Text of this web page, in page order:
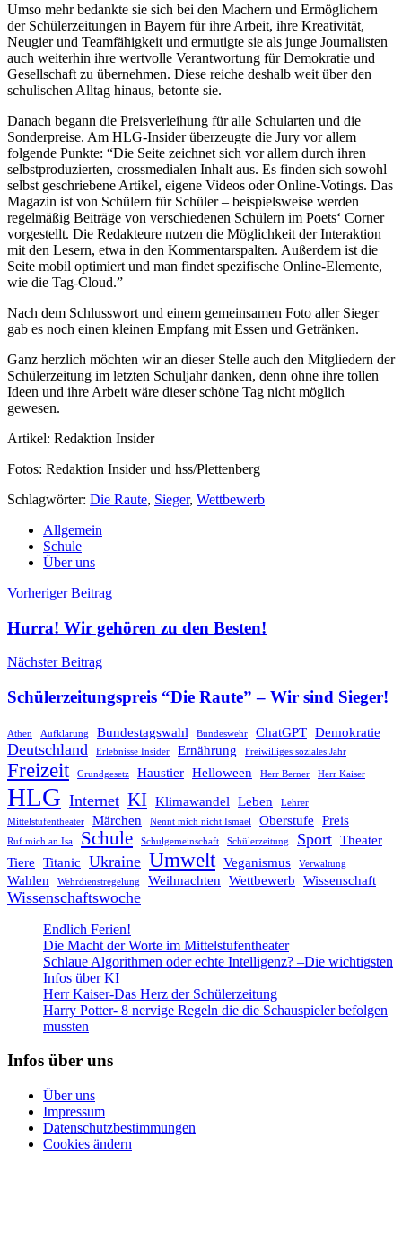
Umso mehr bedankte sie sich bei den Machern und Ermöglichern
der Schülerzeitungen in Bayern für ihre Arbeit, ihre Kreativität,
Neugier und Teamfähigkeit und ermutigte sie als junge Journalisten
auch weiterhin ihre wertvolle Verantwortung für Demokratie und
Gesellschaft zu übernehmen. Diese reiche deshalb weit über den
schulischen Alltag hinaus, betonte sie.
Danach begann die Preisverleihung für alle Schularten und die
Sonderpreise. Am HLG-Insider überzeugte die Jury vor allem
folgende Punkte: “Die Seite zeichnet sich vor allem durch ihren
selbstproduzierten, crossmedialen Inhalt aus. Es finden sich sowohl
selbst geschriebene Artikel, eigene Videos oder Online-Votings. Das
Magazin ist von Schülern für Schüler – beispielsweise werden
regelmäßig Beiträge von verschiedenen Schülern im Poets‘ Corner
vorgestellt. Die Redakteure nutzen die Möglichkeit der Interaktion
mit den Lesern, etwa in den Kommentarspalten. Außerdem ist die
Seite mobil optimiert und man findet spezifische Online-Elemente,
wie die Tag-Cloud.”
Nach dem Schlusswort und einem gemeinsamen Foto aller Sieger
gab es noch einen kleinen Empfang mit Essen und Getränken.
Ganz herzlich möchten wir an dieser Stelle auch den Mitgliedern der
Schülerzeitung im letzten Schuljahr danken, denn ohne ihre tollen
Ideen und ihre Arbeit wäre dieser schöne Tag nicht möglich
gewesen.
Artikel: Redaktion Insider
Fotos: Redaktion Insider und hss/Plettenberg
Schlagwörter: Die Raute, Sieger, Wettbewerb
Allgemein
Schule
Über uns
Beitragsnavigation
Vorheriger Beitrag
Hurra! Wir gehören zu den Besten!
Nächster Beitrag
Schülerzeitungspreis “Die Raute” – Wir sind Sieger!
Athen Aufklärung Bundestagswahl Bundeswehr ChatGPT Demokratie
Deutschland Erlebnisse Insider Ernährung Freiwilliges soziales Jahr
Freizeit Grundgesetz Haustier Helloween Herr Berner Herr Kaiser
HLG Internet KI Klimawandel Leben
Lehrer
Mittelstufentheater
Märchen Nennt mich nicht Ismael Oberstufe Preis
Ruf mich an Isa Schule Schulgemeinschaft Schülerzeitung Sport Theater
Tiere Titanic Ukraine Umwelt Veganismus Verwaltung
Wahlen Wehrdienstregelung Weihnachten Wettbewerb Wissenschaft
Wissenschaftswoche
Endlich Ferien!
Die Macht der Worte im Mittelstufentheater
Schlaue Algorithmen oder echte Intelligenz? –Die wichtigsten
Infos über KI
Herr Kaiser-Das Herz der Schülerzeitung
Harry Potter- 8 nervige Regeln die die Schauspieler befolgen
mussten
Infos über uns
Über uns
Impressum
Datenschutzbestimmungen
Cookies ändern